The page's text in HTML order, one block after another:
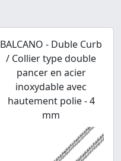
BALCANO - Duble Curb
/ Collier type double
pancer en acier
inoxydable avec
hautement polie - 4
mm